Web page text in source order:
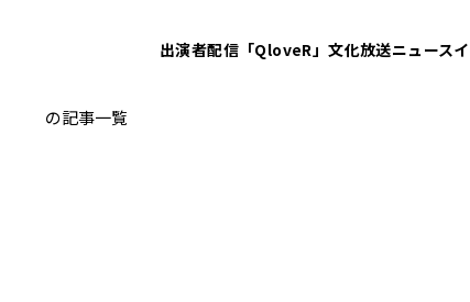
出演者配信「QloveR」文化放送ニュース
の記事一覧